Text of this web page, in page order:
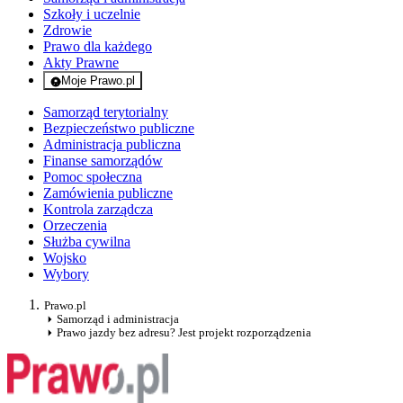
Szkoły i uczelnie
Zdrowie
Prawo dla każdego
Akty Prawne
Moje Prawo.pl
- rejestracja i logowanie do serwisu
Samorząd terytorialny
Bezpieczeństwo publiczne
Administracja publiczna
Finanse samorządów
Pomoc społeczna
Zamówienia publiczne
Kontrola zarządcza
Orzeczenia
Służba cywilna
Wojsko
Wybory
Prawo.pl
Samorząd i administracja
Prawo jazdy bez adresu? Jest projekt rozporządzenia